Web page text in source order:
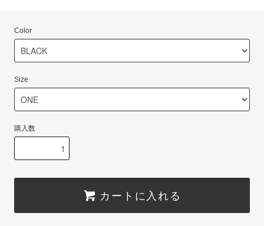
Color
Size
購入数
カートに入れる